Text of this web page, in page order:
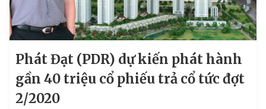
Phát Đạt (PDR) dự kiến phát hành
gần 40 triệu cổ phiếu trả cổ tức đợt
2/2020